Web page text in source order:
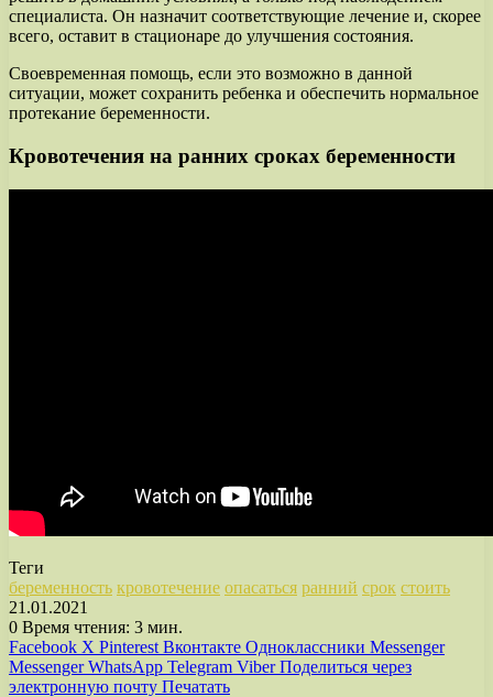
специалиста. Он назначит соответствующие лечение и, скорее
всего, оставит в стационаре до улучшения состояния.
Своевременная помощь, если это возможно в данной
ситуации, может сохранить ребенка и обеспечить нормальное
протекание беременности.
Кровотечения на ранних сроках беременности
Теги
беременность кровотечение опасаться ранний срок стоить
21.01.2021
0 Время чтения: 3 мин.
Facebook X Pinterest Вконтакте Одноклассники Messenger
Messenger WhatsApp Telegram Viber Поделиться через
электронную почту Печатать